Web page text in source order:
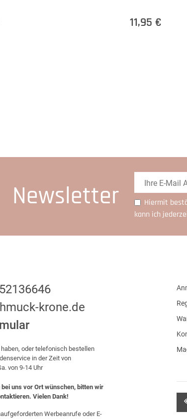
11,95 €
Newsletter Hiermit
kann ich
krone.de
oder telefonisch bestellen
in der Zeit von
von 9-14 Uhr
uns vor Ort wünschen, bitten wir
Vielen Dank!
Werbeanrufe oder E-